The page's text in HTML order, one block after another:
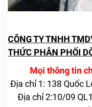
CÔNG TY TNHH
THỨC PHÂN PHỐI
Mọi thông tin
Địa chỉ 1: 138 Quốc
Địa chỉ 2:10/09